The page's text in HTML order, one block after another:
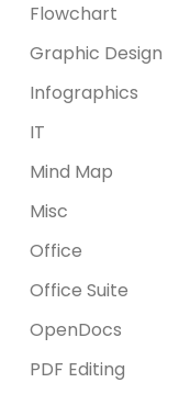
Flowchart
Graphic Design
Infographics
IT
Mind Map
Misc
Office
Office Suite
OpenDocs
PDF Editing